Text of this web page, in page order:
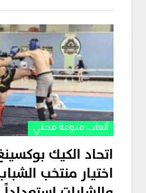
ألعاب منوعة محلي
اتحاد الكيك بوكسينغ
اختيار منتخب الشباب